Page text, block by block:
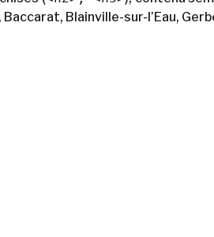
Blainville-sur-l’Eau,